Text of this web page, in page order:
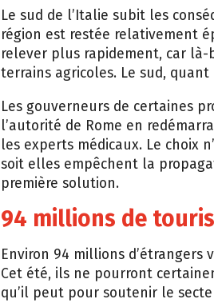
Le sud de l’Italie subit les
région est restée relativement
relever plus rapidement, car
terrains agricoles. Le sud,
Les gouverneurs de certaines
l’autorité de Rome en
les experts médicaux. Le choix
soit elles empêchent la
première solution.
94 millions de
Environ 94 millions
Cet été, ils ne pourront
qu’il peut pour soutenir le